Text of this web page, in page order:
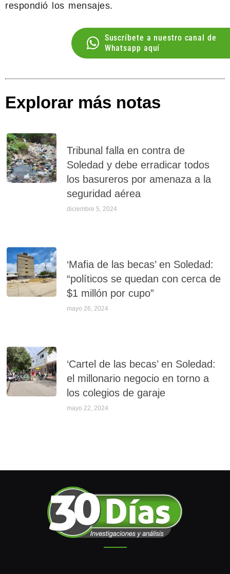
respondió los mensajes.
Suscríbete a nuestro canal de
Whatsapp aquí
Explorar más notas
Tribunal falla en contra de
Soledad y debe erradicar todos
los basureros por amenaza a la
seguridad aérea
diciembre 5, 2024
‘Mafia de las becas’ en Soledad:
“políticos se quedan con cerca de
$1 millón por cupo”
mayo 26, 2024
‘Cartel de las becas’ en Soledad:
el millonario negocio en torno a
los colegios de garaje
mayo 22, 2024